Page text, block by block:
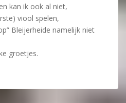
kan ik ook al niet,
viool spelen,
Bleijerheide namelijk niet
groetjes.